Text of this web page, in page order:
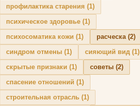
профилактика старения (1)
психическое здоровье (1)
психосоматика кожи (1) расческа(2)
синдром отмены (1) сияющий вид (1)
скрытые признаки (1) советы (2)
спасение отношений (1)
строительная отрасль (1)